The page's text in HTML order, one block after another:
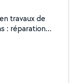
travaux de
: réparation
et étanchéité.
travail
Je dispose de